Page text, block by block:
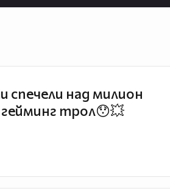
над милион
трол😯💥